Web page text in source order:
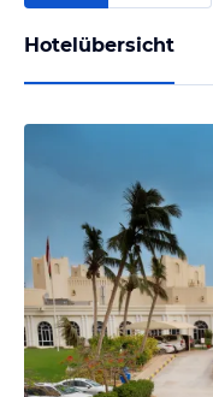
Hotelübersicht